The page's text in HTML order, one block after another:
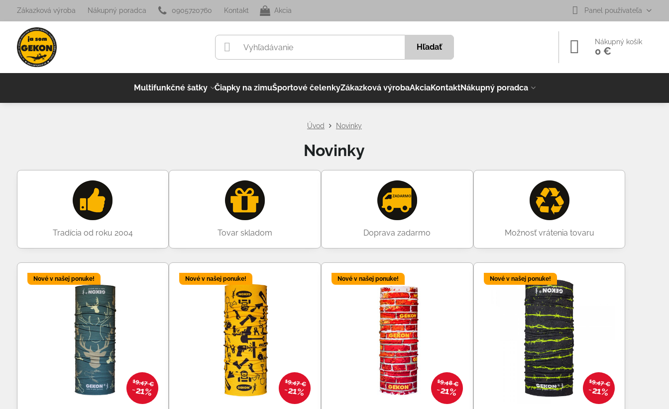
Zákazková výroba Nákupný poradca 0905720760 Kontakt Akcia Panel používateľa
Hľadať
Nákupný košík
0 €
Multifunkčné šatky Čiapky na zimuŠportové čelenkyZákazková výrobaAkciaKontaktNákupný poradca
Úvod Novinky
Novinky
Tradícia od roku 2004 Tovar skladom Doprava zadarmo Možnosť vrátenia tovaru
19,47 €
21%
Nové v našej ponuke!
19,47 €
21%
Nové v našej ponuke!
19,48 €
21%
Nové v našej ponuke!
19,47 €
21%
Nové v našej ponuke!